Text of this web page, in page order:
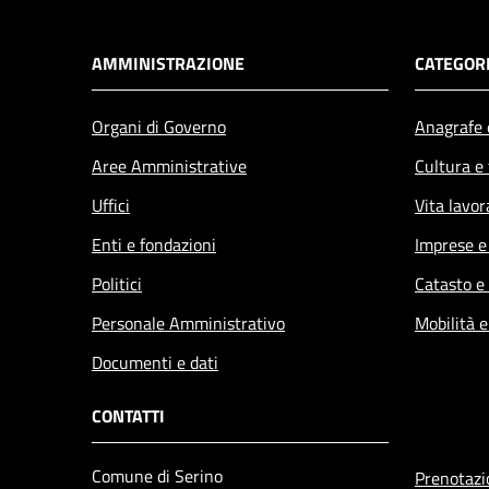
AMMINISTRAZIONE
Organi di Governo
Aree Amministrative
Uffici
Enti e fondazioni
Politici
Personale Amministrativo
Documenti e dati
Cultura
Vita
Imprese
Catasto
Mobilità
CONTATTI
Comune di Serino